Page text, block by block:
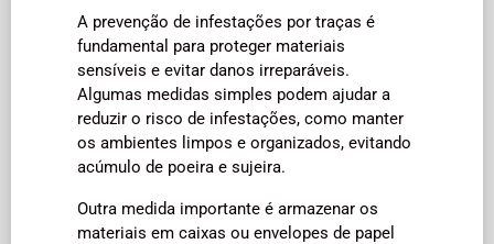
A prevenção de infestações por traças é
fundamental para proteger materiais
sensíveis e evitar danos irreparáveis.
Algumas medidas simples podem ajudar a
reduzir o risco de infestações, como manter
os ambientes limpos e organizados, evitando
acúmulo de poeira e sujeira.
Outra medida importante é armazenar os
materiais em caixas ou envelopes de papel